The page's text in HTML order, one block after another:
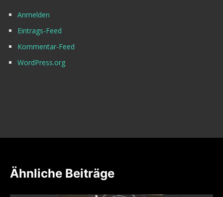
Anmelden
Eintrags-Feed
Kommentar-Feed
WordPress.org
Ähnliche Beiträge